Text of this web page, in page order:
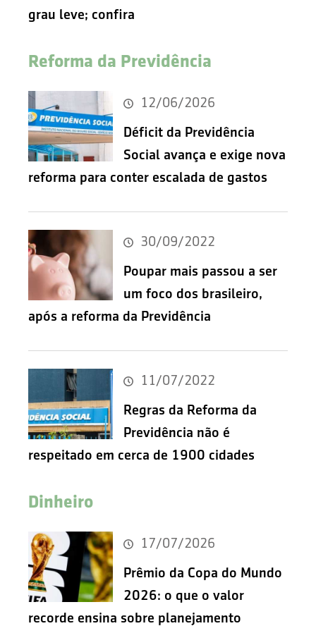
grau leve; confira
Reforma da Previdência
12/06/2026
Déficit da Previdência
Social avança e exige nova
reforma para conter escalada de gastos
30/09/2022
Poupar mais passou a ser
um foco dos brasileiro,
após a reforma da Previdência
11/07/2022
Regras da Reforma da
Previdência não é
respeitado em cerca de 1900 cidades
Dinheiro
17/07/2026
Prêmio da Copa do Mundo
2026: o que o valor
recorde ensina sobre planejamento